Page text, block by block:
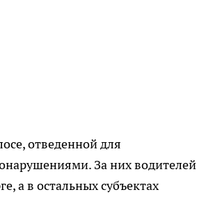
отведенной для
За них водителей
, а в остальных субъектах